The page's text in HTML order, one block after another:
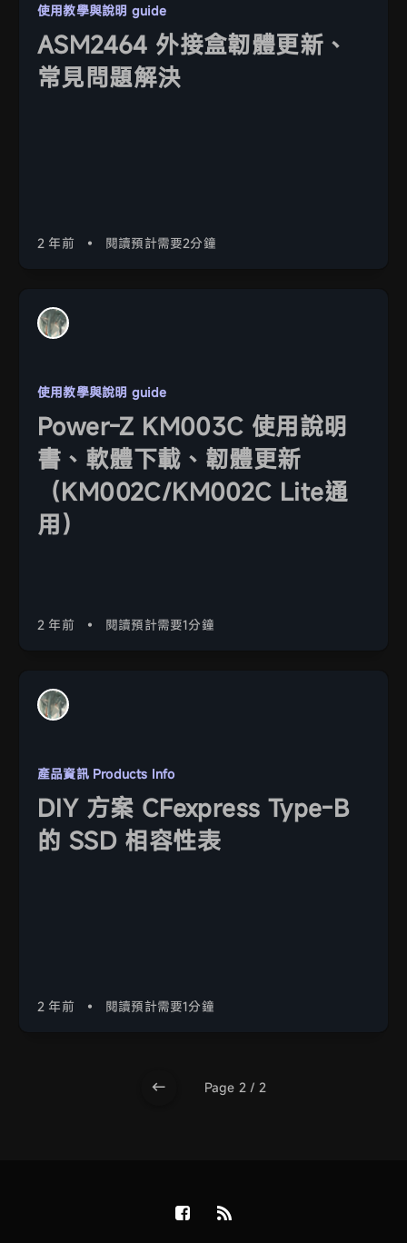
使用教學與說明 guide
ASM2464 外接盒韌體更新、
常見問題解決
2 年前 • 閱讀預計需要2分鐘
使用教學與說明 guide
Power-Z KM003C 使用說明
書、軟體下載、韌體更新
（KM002C/KM002C Lite通
用）
2 年前 • 閱讀預計需要1分鐘
產品資訊 Products Info
DIY 方案 CFexpress Type-B
的 SSD 相容性表
2 年前 • 閱讀預計需要1分鐘
Page 2 / 2